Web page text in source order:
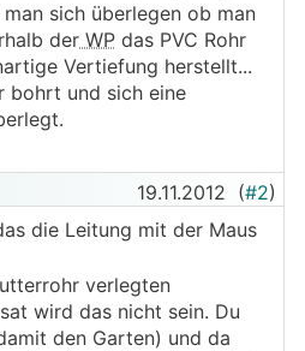
sich überlegen ob man
der WP das PVC Rohr
Vertiefung herstellt...
bohrt und sich eine
19.11.2012 (#2)
die Leitung mit der Maus
verlegten
wird das nicht sein. Du
den Garten) und da